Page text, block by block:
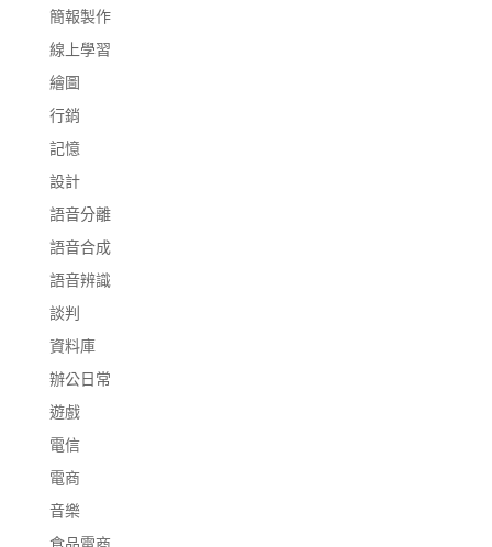
簡報製作
線上學習
繪圖
行銷
記憶
設計
語音分離
語音合成
語音辨識
談判
資料庫
辦公日常
遊戲
電信
電商
音樂